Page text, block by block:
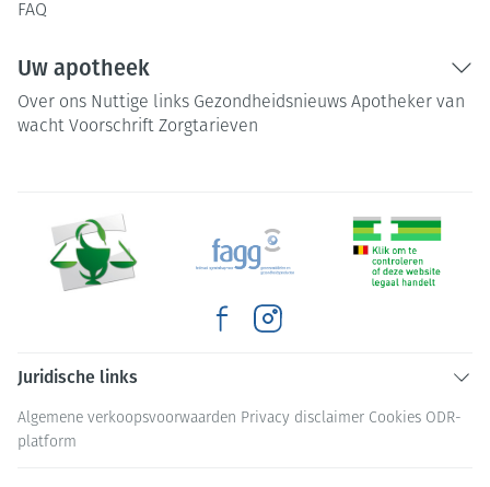
FAQ
Uw apotheek
Over ons Nuttige links Gezondheidsnieuws Apotheker van
wacht Voorschrift Zorgtarieven
Juridische links
Algemene verkoopsvoorwaarden Privacy disclaimer Cookies ODR-
platform